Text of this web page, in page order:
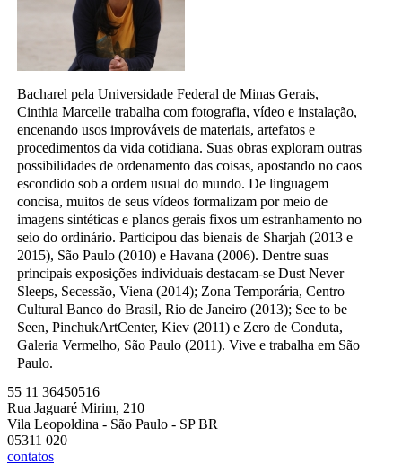
Bacharel pela Universidade Federal de Minas Gerais,
Cinthia Marcelle trabalha com fotografia, vídeo e instalação,
encenando usos improváveis de materiais, artefatos e
procedimentos da vida cotidiana. Suas obras exploram outras
possibilidades de ordenamento das coisas, apostando no caos
escondido sob a ordem usual do mundo. De linguagem
concisa, muitos de seus vídeos formalizam por meio de
imagens sintéticas e planos gerais fixos um estranhamento no
seio do ordinário. Participou das bienais de Sharjah (2013 e
2015), São Paulo (2010) e Havana (2006). Dentre suas
principais exposições individuais destacam-se Dust Never
Sleeps, Secessão, Viena (2014); Zona Temporária, Centro
Cultural Banco do Brasil, Rio de Janeiro (2013); See to be
Seen, PinchukArtCenter, Kiev (2011) e Zero de Conduta,
Galeria Vermelho, São Paulo (2011). Vive e trabalha em São
Paulo.
55 11 36450516
Rua Jaguaré Mirim, 210
Vila Leopoldina - São Paulo - SP BR
05311 020
contatos